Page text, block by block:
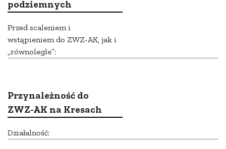
podziemnych
Przed scaleniem i
wstąpieniem do ZWZ-AK, jak i
„równolegle”:
Przynależność do
ZWZ-AK na Kresach
Działalność: